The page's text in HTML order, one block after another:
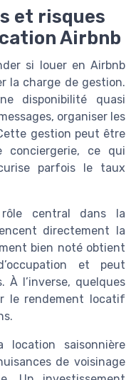
et risques
Airbnb
si louer en Airbnb
la charge de gestion.
disponibilité quasi
organiser les
gestion peut être
conciergerie, ce qui
parfois le taux
central dans la
directement la
bien noté obtient
et peut
À l’inverse, quelques
le rendement locatif
location saisonnière
de voisinage